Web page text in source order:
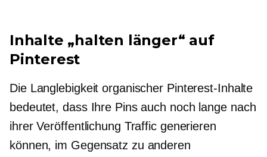
Inhalte „halten länger“ auf
Pinterest
Die Langlebigkeit organischer Pinterest-Inhalte
bedeutet, dass Ihre Pins auch noch lange nach
ihrer Veröffentlichung Traffic generieren
können, im Gegensatz zu anderen